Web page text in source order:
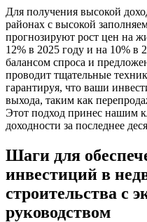
Для получения высокой
районах с высокой
прогнозируют рост цен на
12% в 2025 году и на 10% в
балансом спроса и
проводит тщательные
гарантируя, что ваши
выхода, таким как
Этот подход принес нашим
доходности за последнее
Шаги для
инвестиций в
строительства с
руководством